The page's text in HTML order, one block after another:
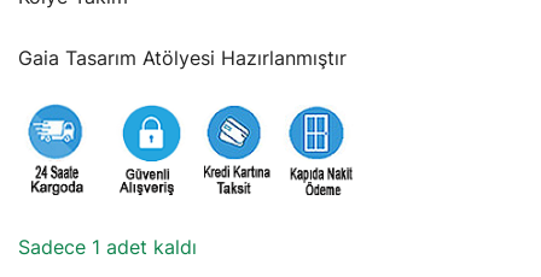
300,00₺.
Gaia Tasarım Atölyesi Hazırlanmıştır
Sadece 1 adet kaldı